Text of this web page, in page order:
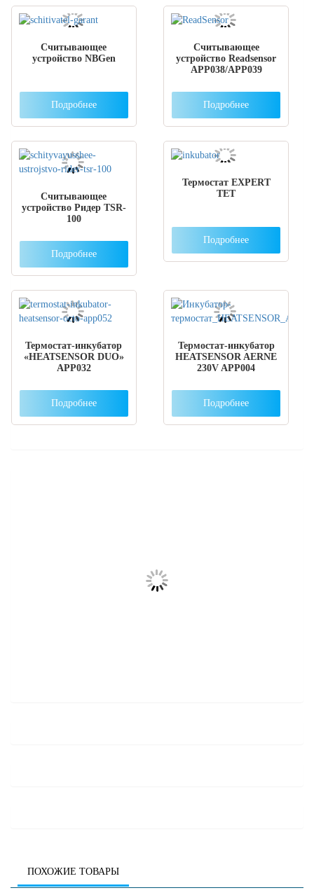
Считывающее
устройство NBGen
Подробнее
Считывающее
устройство Readsensor
APP038/APP039
Подробнее
Считывающее
устройство Ридер TSR-
100
Подробнее
Термостат EXPERT
TET
Подробнее
Термостат-инкубатор
«HEATSENSOR DUO»
APP032
Подробнее
Термостат-инкубатор
HEATSENSOR AERNE
230V APP004
Подробнее
ПОХОЖИЕ ТОВАРЫ